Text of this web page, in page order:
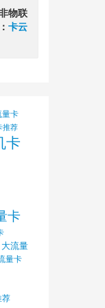
物联
卡云
量卡
推荐
卡
卡
大流量
量卡
荐